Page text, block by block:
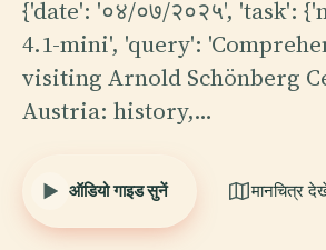
{'date': '०४/०७/२०२५', 'task':
4.1-mini', 'query':
visiting Arnold Schönberg
Austria: history,…
ऑडियो गाइड सुनें मानचित्र